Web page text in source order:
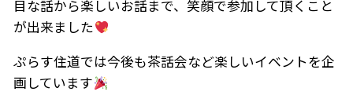
目な話から楽しいお話まで、笑顔で参加して頂くこと
が出来ました
ぷらす住道では今後も茶話会など楽しいイベントを企
画しています